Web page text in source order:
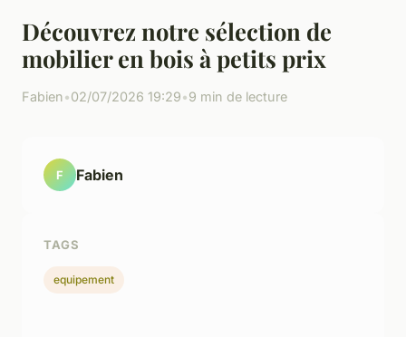
Découvrez notre sélection de
mobilier en bois à petits prix
Fabien•02/07/2026 19:29•9 min de lecture
F Fabien
TAGS
equipement